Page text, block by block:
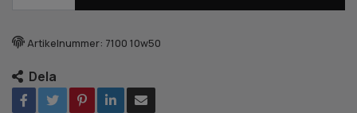
Artikelnummer: 7100 10w50
Dela